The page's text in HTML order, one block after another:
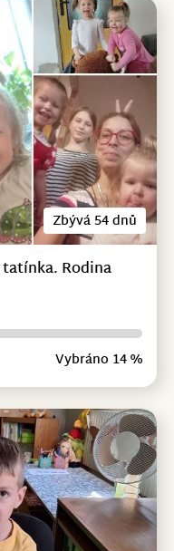
Zbývá 54 dnů
Rodina
Vybráno 14 %